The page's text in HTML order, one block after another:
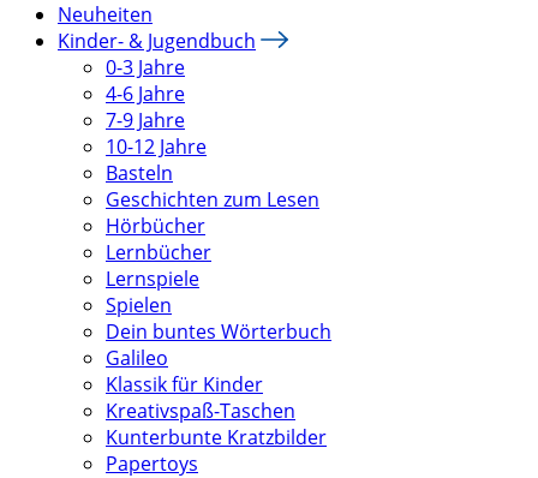
Neuheiten
Kinder- & Jugendbuch
0-3 Jahre
4-6 Jahre
7-9 Jahre
10-12 Jahre
Basteln
Geschichten zum Lesen
Hörbücher
Lernbücher
Lernspiele
Spielen
Dein buntes Wörterbuch
Galileo
Klassik für Kinder
Kreativspaß-Taschen
Kunterbunte Kratzbilder
Papertoys